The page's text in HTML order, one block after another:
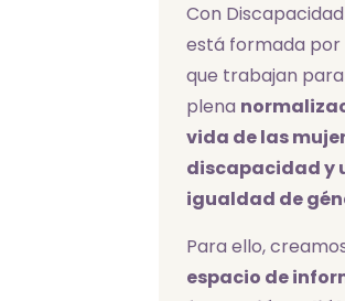
Con Discapacidad
está formada por
que trabajan
plena
vida de las
discapacidad y
igualdad de
Para ello,
espacio de